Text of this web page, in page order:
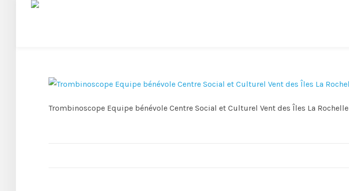
Trombinoscope Equipe bénévole Centre Social et Culturel Vent des Îles La Rochelle